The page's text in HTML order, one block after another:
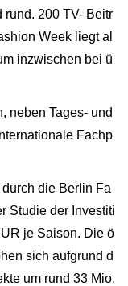
rund. 200 TV- Beitr
Week liegt al
inzwischen bei ü
neben Tages- und
Fachp
die Berlin Fa
Studie der Investiti
je Saison. Die ö
sich aufgrund d
um rund 33 Mio.